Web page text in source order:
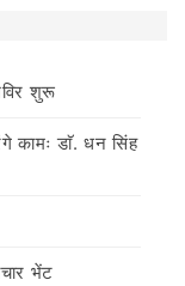
शुरू
कामः डाॅ. धन सिंह
भेंट